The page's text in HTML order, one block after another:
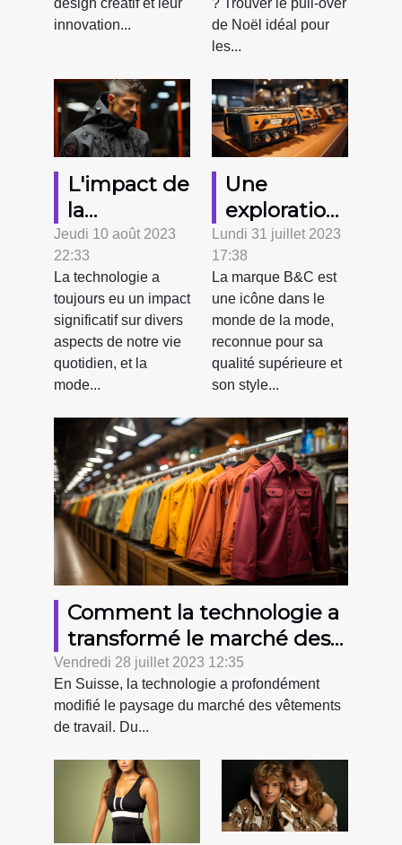
2023
innovation...
de Noël idéal pour
les...
L'impact de
la
technologie
sur la mode
masculine
Jeudi 10 août 2023
22:33
La technologie a
toujours eu un impact
significatif sur divers
aspects de notre vie
quotidien, et la
mode...
Une
exploration
en
profondeur
de la
marque
B&C
Lundi 31 juillet 2023
17:38
La marque B&C est
une icône dans le
monde de la mode,
reconnue pour sa
qualité supérieure et
son style...
Comment la technologie a
transformé le marché des
vêtements de travail en
Suisse
Vendredi 28 juillet 2023 12:35
En Suisse, la technologie a profondément
modifié le paysage du marché des vêtements
de travail. Du...